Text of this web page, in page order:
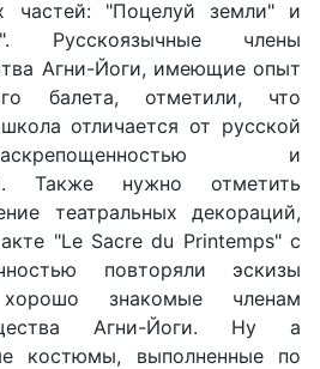
частей: "Поцелуй земли" и
Русскоязычные члены
Агни-Йоги, имеющие опыт
балета, отметили, что
отличается от русской
и
Также нужно отметить
театральных декораций,
"Le Sacre du Printemps" с
повторяли эскизы
знакомые членам
Агни-Йоги. Ну а
костюмы, выполненные по